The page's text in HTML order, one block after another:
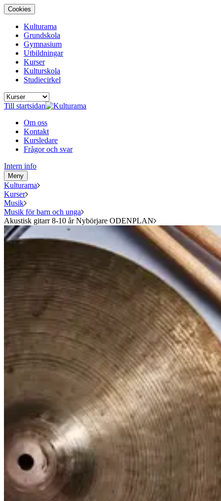
Cookies
Kulturama
Grundskola
Gymnasium
Utbildningar
Kurser
Kulturskola
Studiecirkel
Till startsidan
Om oss
Kontakt
Kursledare
Frågor och svar
Intern info
Meny
Kulturama
Kurser
Musik
Musik för barn och unga
Akustisk gitarr 8-10 år Nybörjare ODENPLAN